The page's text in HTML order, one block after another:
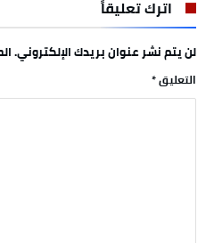
اترك تعليقاً
لن يتم نشر عنوان بريدك الإلكتروني.
التعليق*